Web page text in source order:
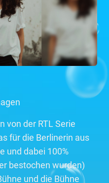
von der RTL Serie
für die Berlinerin aus
und dabei 100%
bestochen wurden)
und die Bühne